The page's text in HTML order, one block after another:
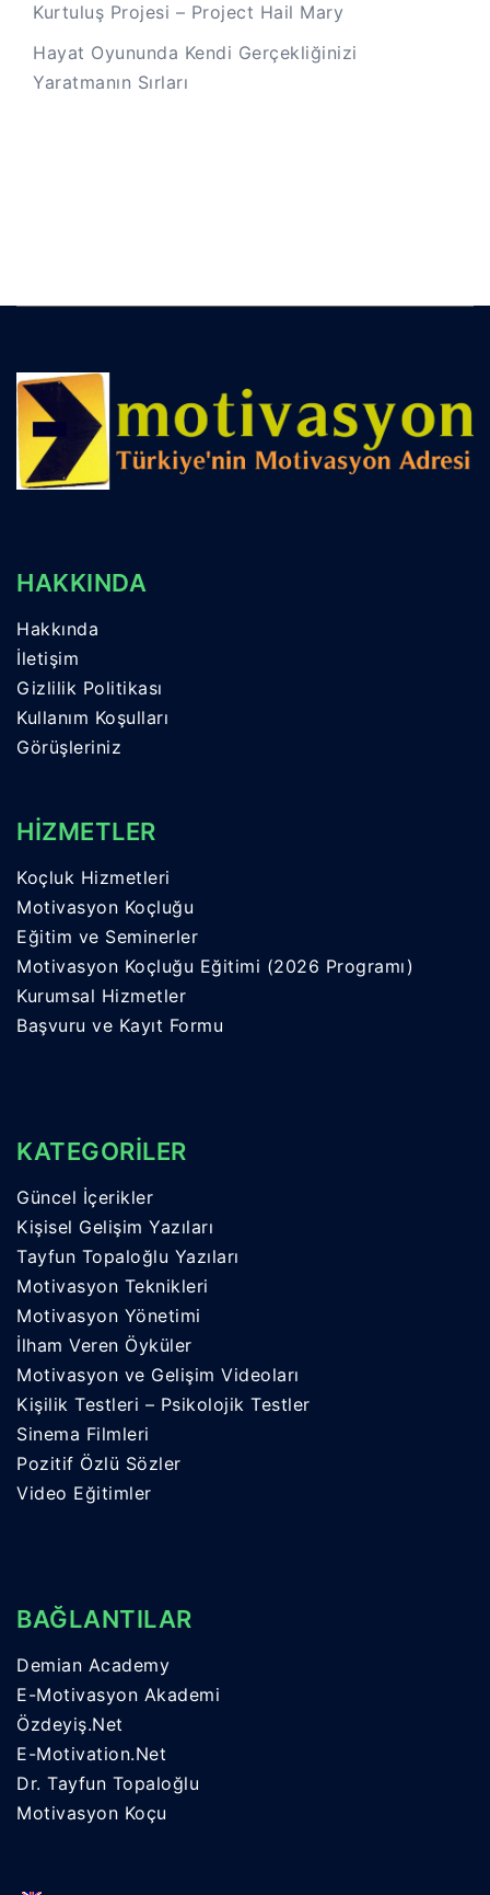
Kurtuluş Projesi – Project Hail Mary
Hayat Oyununda Kendi Gerçekliğinizi
Yaratmanın Sırları
HAKKINDA
Hakkında
İletişim
Gizlilik Politikası
Kullanım Koşulları
Görüşleriniz
HİZMETLER
Koçluk Hizmetleri
Motivasyon Koçluğu
Eğitim ve Seminerler
Motivasyon Koçluğu Eğitimi (2026 Programı)
Kurumsal Hizmetler
Başvuru ve Kayıt Formu
KATEGORİLER
Güncel İçerikler
Kişisel Gelişim Yazıları
Tayfun Topaloğlu Yazıları
Motivasyon Teknikleri
Motivasyon Yönetimi
İlham Veren Öyküler
Motivasyon ve Gelişim Videoları
Kişilik Testleri – Psikolojik Testler
Sinema Filmleri
Pozitif Özlü Sözler
Video Eğitimler
BAĞLANTILAR
Demian Academy
E-Motivasyon Akademi
Özdeyiş.Net
E-Motivation.Net
Dr. Tayfun Topaloğlu
Motivasyon Koçu